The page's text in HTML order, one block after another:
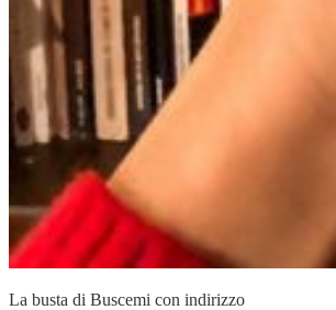
La busta di Buscemi con indirizzo